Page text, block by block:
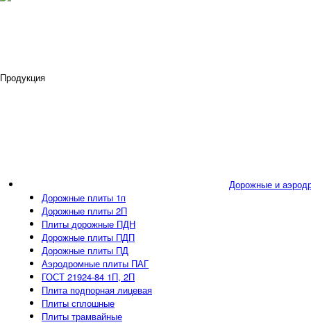
Продукция
Дорожные и
Дорожные плиты 1п
Дорожные плиты 2П
Плиты дорожные ПДН
Дорожные плиты ПДП
Дорожные плиты ПД
Аэродромные плиты ПАГ
ГОСТ 21924-84 1П, 2П
Плита подпорная лицевая
Плиты сплошные
Плиты трамвайные